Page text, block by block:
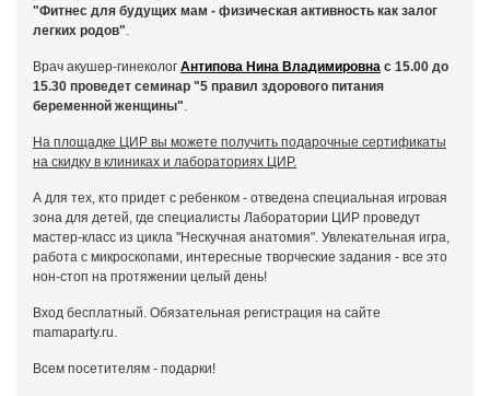
"Фитнес для будущих мам - физическая активность как залог
легких родов".
Врач акушер-гинеколог Антипова Нина Владимировна с 15.00 до
15.30 проведет семинар "5 правил здорового питания
беременной женщины".
На площадке ЦИР вы можете получить подарочные сертификаты
на скидку в клиниках и лабораториях ЦИР.
А для тех, кто придет с ребенком - отведена специальная игровая
зона для детей, где специалисты Лаборатории ЦИР проведут
мастер-класс из цикла "Нескучная анатомия". Увлекательная игра,
работа с микроскопами, интересные творческие задания - все это
нон-стоп на протяжении целый день!
Вход бесплатный. Обязательная регистрация на сайте
mamaparty.ru.
Всем посетителям - подарки!